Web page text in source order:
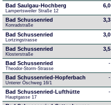
Bad Saulgau-Hochberg
Lampertsweiler Straße 12
6,0
Bad Schussenried
Konradstraße
3,3
Bad Schussenried
Lortzingstrasse
3,0
Bad Schussenried
Klosterstraße
3,5
Bad Schussenried
Theodor-Storm-Strasse
-
Bad Schussenried-Hopferbach
Unterer Öschweg 16/1
-
Bad Schussenried-Lufthütte
Hauptgasse 17
-